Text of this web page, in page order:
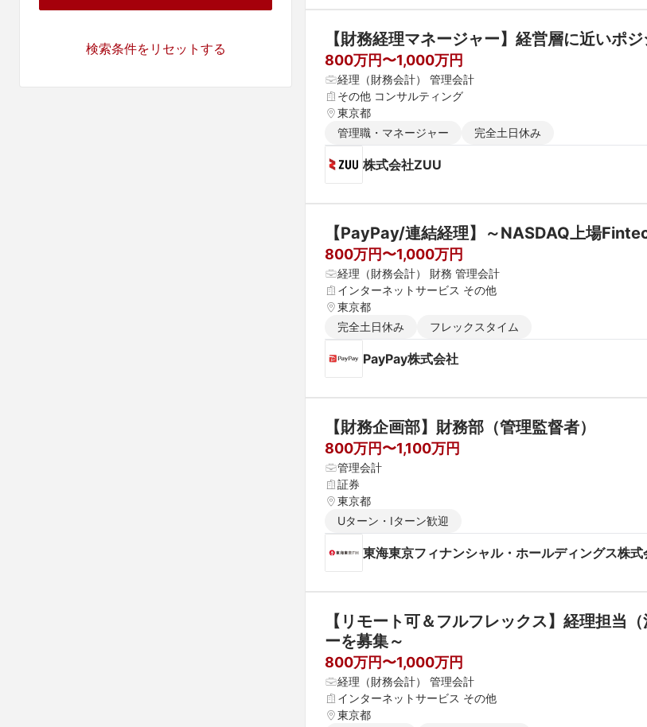
検索条件をリセットする 【財務経理マネージャー】経営層に近いポ
800万円〜1,000万円
経理（財務会計） 管理会計
その他 コンサルティング
東京都
管理職・マネージャー
完全土日休み
株式会社ZUU
【PayPay/連結経理】～NASDAQ上場
800万円〜1,000万円
経理（財務会計） 財務 管理会計
インターネットサービス その他
東京都
完全土日休み
フレックスタイム
PayPay株式会社
【財務企画部】財務部（管理監督者）
800万円〜1,100万円
管理会計
証券
東京都
Uターン・Iターン歓迎
東海東京フィナンシャル・ホールディングス株式
【リモート可＆フルフレックス】経理担当
ーを募集～
800万円〜1,000万円
経理（財務会計） 管理会計
インターネットサービス その他
東京都